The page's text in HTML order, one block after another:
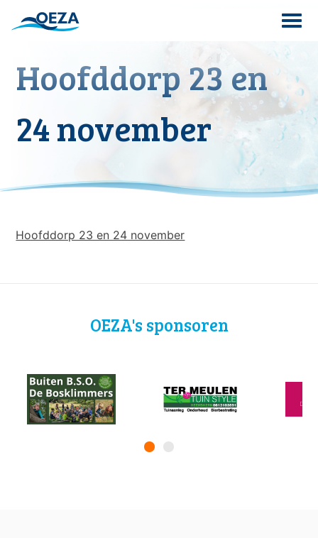
Search
for:
Hoofddorp 23 en
24 november
Hoofddorp 23 en 24 november
OEZA's sponsoren